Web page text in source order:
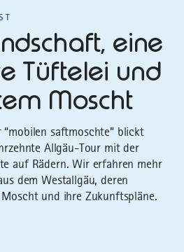
eine
Tüftelei und
Moscht
saftmoschte” blickt
Allgäu-Tour mit der
auf Rädern. Wir erfahren mehr
dem Westallgäu, deren
und ihre Zukunftspläne.